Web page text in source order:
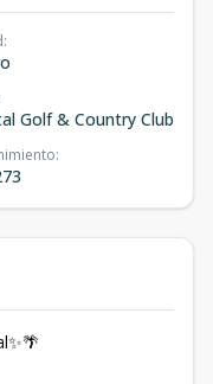
:
Golf & Country Club
: